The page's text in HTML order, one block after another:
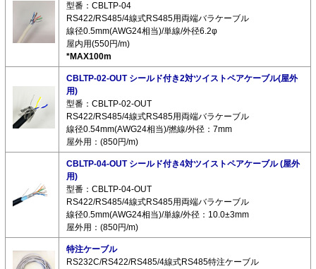
型番：CBLTP-04
RS422/RS485/4線式RS485用両端バラケーブル
線径0.5mm(AWG24相当)/単線/外径6.2φ
屋内用(550円/m)
*MAX100m
CBLTP-02-OUT シールド付き2対ツイストペアケーブル(屋外
用)
型番：CBLTP-02-OUT
RS422/RS485/4線式RS485用両端バラケーブル
線径0.54mm(AWG24相当)/撚線/外径：7mm
屋外用：(850円/m)
CBLTP-04-OUT シールド付き4対ツイストペアケーブル (屋外
用)
型番：CBLTP-04-OUT
RS422/RS485/4線式RS485用両端バラケーブル
線径0.5mm(AWG24相当)/単線/外径：10.0±3mm
屋外用：(850円/m)
特注ケーブル
RS232C/RS422/RS485/4線式RS485特注ケーブル